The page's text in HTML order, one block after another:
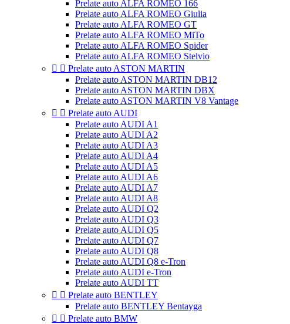
Prelate auto ALFA ROMEO 166
Prelate auto ALFA ROMEO Giulia
Prelate auto ALFA ROMEO GT
Prelate auto ALFA ROMEO MiTo
Prelate auto ALFA ROMEO Spider
Prelate auto ALFA ROMEO Stelvio
  Prelate auto ASTON MARTIN
Prelate auto ASTON MARTIN DB12
Prelate auto ASTON MARTIN DBX
Prelate auto ASTON MARTIN V8 Vantage
  Prelate auto AUDI
Prelate auto AUDI A1
Prelate auto AUDI A2
Prelate auto AUDI A3
Prelate auto AUDI A4
Prelate auto AUDI A5
Prelate auto AUDI A6
Prelate auto AUDI A7
Prelate auto AUDI A8
Prelate auto AUDI Q2
Prelate auto AUDI Q3
Prelate auto AUDI Q5
Prelate auto AUDI Q7
Prelate auto AUDI Q8
Prelate auto AUDI Q8 e-Tron
Prelate auto AUDI e-Tron
Prelate auto AUDI TT
  Prelate auto BENTLEY
Prelate auto BENTLEY Bentayga
  Prelate auto BMW